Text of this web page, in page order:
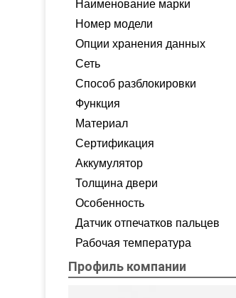
Наименование марки
Номер модели
Опции хранения данных
Сеть
Способ разблокировки
Функция
Материал
Сертификация
Аккумулятор
Толщина двери
Особенность
Датчик отпечатков пальцев
Рабочая температура
Профиль компании